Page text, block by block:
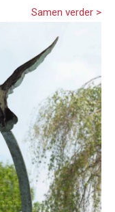
Samen verder >